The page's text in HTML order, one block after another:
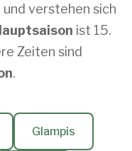
und verstehen sich
ist 15.
Zeiten sind
.
Glampis